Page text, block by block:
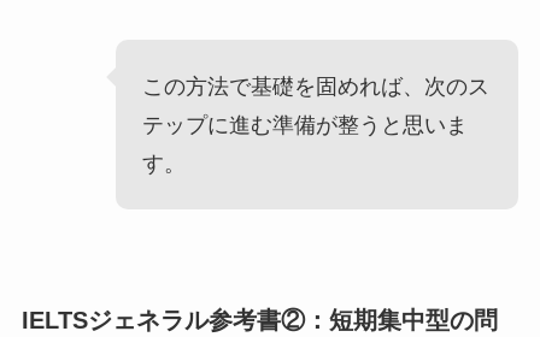
この方法で基礎を固めれば、次のス
テップに進む準備が整うと思いま
す。
IELTSジェネラル参考書②：短期集中型の問